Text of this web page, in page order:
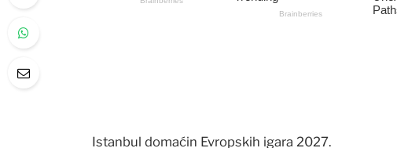
Istanbul domaćin Evropskih igara 2027.